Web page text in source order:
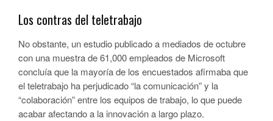
Los contras del teletrabajo
No obstante, un estudio publicado a mediados de octubre
con una muestra de 61,000 empleados de Microsoft
concluía que la mayoría de los encuestados afirmaba que
el teletrabajo ha perjudicado “la comunicación” y la
“colaboración” entre los equipos de trabajo, lo que puede
acabar afectando a la innovación a largo plazo.